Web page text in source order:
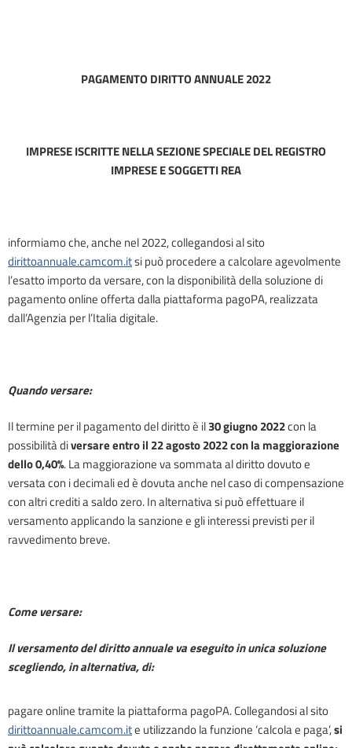
PAGAMENTO DIRITTO ANNUALE 2022
IMPRESE ISCRITTE NELLA SEZIONE SPECIALE DEL REGISTRO
IMPRESE E SOGGETTI REA
informiamo che, anche nel 2022, collegandosi al sito
dirittoannuale.camcom.itsi può procedere a calcolare agevolmente
l’esatto importo da versare, con la disponibilità della soluzione di
pagamento online offerta dalla piattaforma pagoPA, realizzata
dall’Agenzia per l’Italia digitale.
Quando versare:
Il termine per il pagamento del diritto è il30giugno 2022con la
possibilità diversare entro il 22 agosto 2022 con la maggiorazione
dello 0,40%. La maggiorazione va sommata al diritto dovuto e
versata con i decimali ed è dovuta anche nel caso di compensazione
con altri crediti a saldo zero. In alternativa si può effettuare il
versamento applicando la sanzione e gli interessi previsti per il
ravvedimento breve.
Come versare:
Il versamento del diritto annuale va eseguito in unica soluzione
scegliendo, in alternativa, di:
pagare online tramite la piattaforma pagoPA.Collegandosi al sito
dirittoannuale.camcom.ite utilizzando la funzione ‘calcola e paga’,si